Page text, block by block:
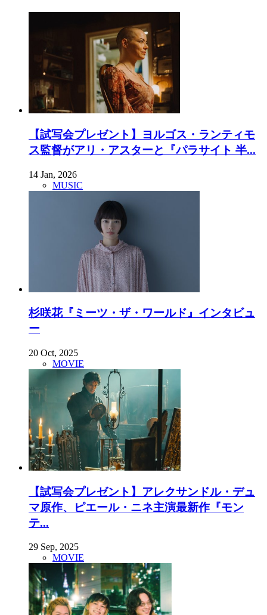
【試写会プレゼント】ヨルゴス・ランティモ
ス監督がアリ・アスターと『パラサイト 半...
14 Jan, 2026
MUSIC
杉咲花『ミーツ・ザ・ワールド』インタビュ
ー
20 Oct, 2025
MOVIE
【試写会プレゼント】アレクサンドル・デュ
マ原作、ピエール・ニネ主演最新作『モン
テ...
29 Sep, 2025
MOVIE